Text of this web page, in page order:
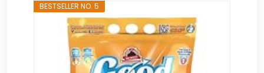
BESTSELLER NO. 5